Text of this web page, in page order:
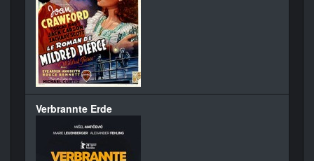
Verbrannte Erde